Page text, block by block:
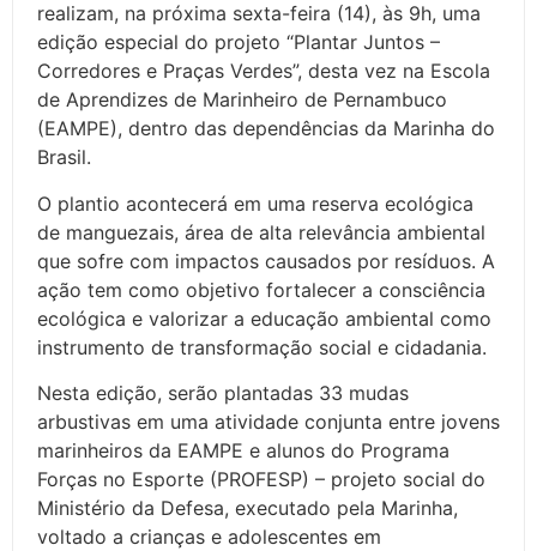
realizam, na próxima sexta-feira (14), às 9h, uma
edição especial do projeto “Plantar Juntos –
Corredores e Praças Verdes”, desta vez na Escola
de Aprendizes de Marinheiro de Pernambuco
(EAMPE), dentro das dependências da Marinha do
Brasil.
O plantio acontecerá em uma reserva ecológica
de manguezais, área de alta relevância ambiental
que sofre com impactos causados por resíduos. A
ação tem como objetivo fortalecer a consciência
ecológica e valorizar a educação ambiental como
instrumento de transformação social e cidadania.
Nesta edição, serão plantadas 33 mudas
arbustivas em uma atividade conjunta entre jovens
marinheiros da EAMPE e alunos do Programa
Forças no Esporte (PROFESP) – projeto social do
Ministério da Defesa, executado pela Marinha,
voltado a crianças e adolescentes em